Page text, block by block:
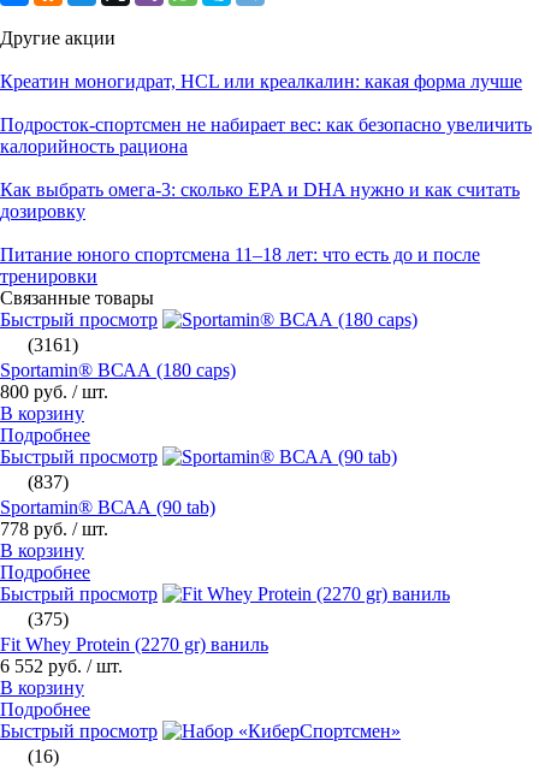
Другие акции
Креатин моногидрат, HCL или креалкалин: какая форма лучше
Подросток-спортсмен не набирает вес: как безопасно увеличить
калорийность рациона
Как выбрать омега‑3: сколько EPA и DHA нужно и как считать
дозировку
Питание юного спортсмена 11–18 лет: что есть до и после
тренировки
Связанные товары
Быстрый просмотр
(3161)
Sportamin® ВСАА (180 caps)
800 руб. / шт.
В корзину
Подробнее
Быстрый просмотр
(837)
Sportamin® ВСАА (90 tab)
778 руб. / шт.
В корзину
Подробнее
Быстрый просмотр
(375)
Fit Whey Protein (2270 gr) ваниль
6 552 руб. / шт.
В корзину
Подробнее
Быстрый просмотр
(16)